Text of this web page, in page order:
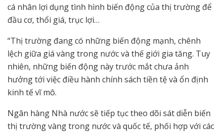
cá nhân lợi dụng tình hình biến động của thị trường để
đầu cơ, thổi giá, trục lợi…
“Thị trường đang có những biến động mạnh, chênh
lệch giữa giá vàng trong nước và thế giới gia tăng. Tuy
nhiên, những biến động này trước mắt chưa ảnh
hưởng tới việc điều hành chính sách tiền tệ và ổn định
kinh tế vĩ mô.
Ngân hàng Nhà nước sẽ tiếp tục theo dõi sát diễn biến
thị trường vàng trong nước và quốc tế, phối hợp với các